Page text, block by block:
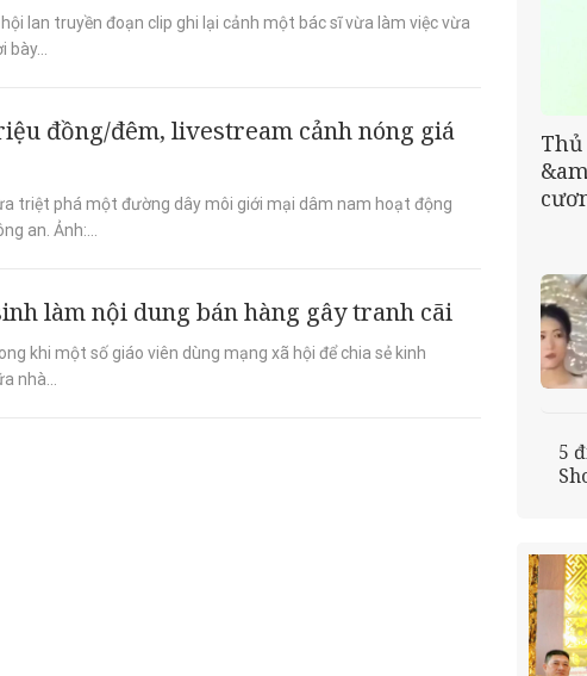
lan truyền đoạn clip ghi lại cảnh một bác sĩ vừa làm việc vừa
bày...
đồng/đêm, livestream cảnh nóng giá
triệt phá một đường dây môi giới mại dâm nam hoạt động
an. Ảnh:...
làm nội dung bán hàng gây tranh cãi
khi một số giáo viên dùng mạng xã hội để chia sẻ kinh
nhà...
Thủ
5